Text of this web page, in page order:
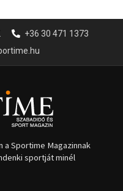
+36 30 471 1373
a Sportime Magazinnak
sportját minél